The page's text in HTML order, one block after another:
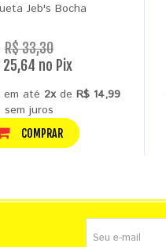
Jeb's Bocha
R$ 33,30
25,64 no Pix
em até 2xde R$ 14,99
sem juros
COMPRAR